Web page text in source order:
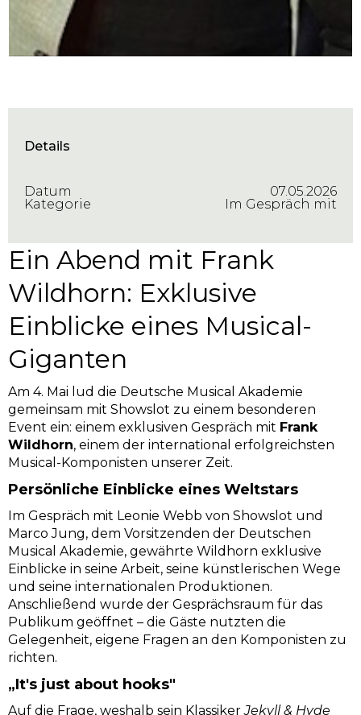
Ein Abend mit Frank
Wildhorn: Exklusive
Einblicke eines Musical-
Giganten
Am 4. Mai lud die Deutsche Musical Akademie
gemeinsam mit Showslot zu einem besonderen
Event ein: einem exklusiven Gespräch mit Frank
Wildhorn, einem der international erfolgreichsten
Musical-Komponisten unserer Zeit.
Persönliche Einblicke eines Weltstars
Im Gespräch mit Leonie Webb von Showslot und
Marco Jung, dem Vorsitzenden der Deutschen
Musical Akademie, gewährte Wildhorn exklusive
Einblicke in seine Arbeit, seine künstlerischen Wege
und seine internationalen Produktionen.
Anschließend wurde der Gesprächsraum für das
Publikum geöffnet – die Gäste nutzten die
Gelegenheit, eigene Fragen an den Komponisten zu
richten.
„It's just about hooks"
Auf die Frage, weshalb sein KlassikerJekyll & Hyde
Details
Datum
07.05.2026
Kategorie
Im Gespräch mit